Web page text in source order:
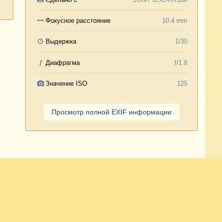
Фокусное расстояние 10.4 mm
Выдержка 1/30
f Диафрагма f/1.8
Значение ISO 125
Просмотр полной EXIF информации